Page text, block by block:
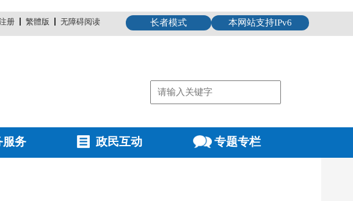
本网站支持IPv6
长者模式
册 繁體版 无障碍阅读
服务 政民互动 专题专栏